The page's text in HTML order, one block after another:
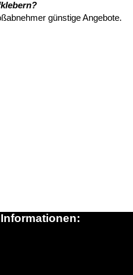
günstige Angebote.
Informationen: